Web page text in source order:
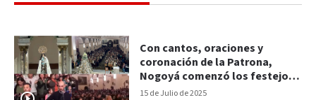
15 de Julio de 2025
Con cantos, oraciones y
coronación de la Patrona,
Nogoyá comenzó los festejos
de su 243º aniversario